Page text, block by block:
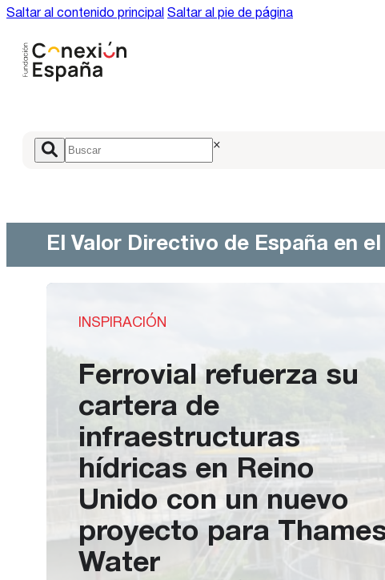
Saltar al contenido principal Saltar al pie de página
×
El Valor Directivo de España en
INSPIRACIÓN
Ferrovial refuerza su
cartera de
infraestructuras
hídricas en Reino
Unido con un nuevo
proyecto para
Water